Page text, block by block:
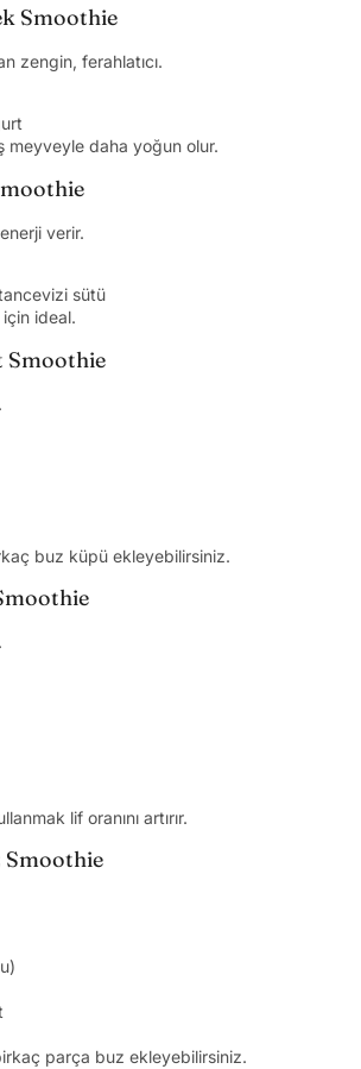
Smoothie
zengin, ferahlatıcı.
meyveyle daha yoğun olur.
verir.
sütü
için ideal.
Smoothie
buz küpü ekleyebilirsiniz.
lif oranını artırır.
Smoothie
parça buz ekleyebilirsiniz.